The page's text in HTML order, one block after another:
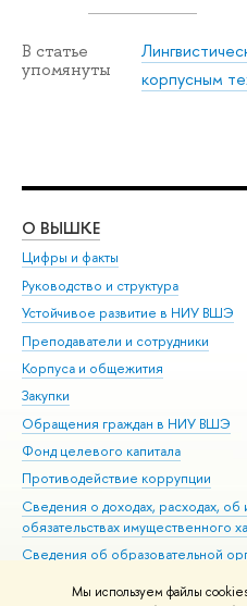
Мы используем файлы
В статье
упомянуты
корпусным
О ВЫШКЕ
Цифры и факты
Руководство и структура
Устойчивое развитие в НИУ ВШЭ
Преподаватели и сотрудники
Корпуса и общежития
Закупки
Обращения граждан в НИУ ВШЭ
Фонд целевого капитала
Противодействие коррупции
Сведения о доходах, расходах, об
обязательствах имущественного
Сведения об образовательной
Людям с ограниченными